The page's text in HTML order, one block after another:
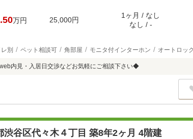
万円 25,000円
1ヶ月 / なし
なし / -
別 ペット相談可 角部屋 モニタ付インターホン オートロッ
内見・入居日交渉などお気軽にご相談下さい◆
渋谷区代々木４丁目 築8年2ヶ月 4階建